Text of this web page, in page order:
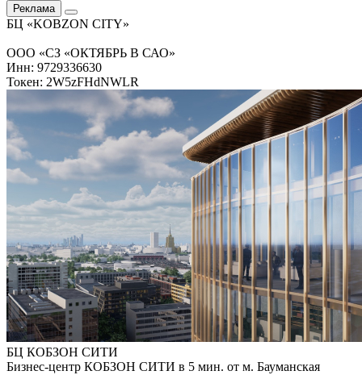
Реклама
БЦ «KOBZON CITY»
ООО «СЗ «ОКТЯБРЬ В САО»
Инн: 9729336630
Токен: 2W5zFHdNWLR
БЦ КОБЗОН СИТИ
Бизнес-центр КОБЗОН СИТИ в 5 мин. от м. Бауманская